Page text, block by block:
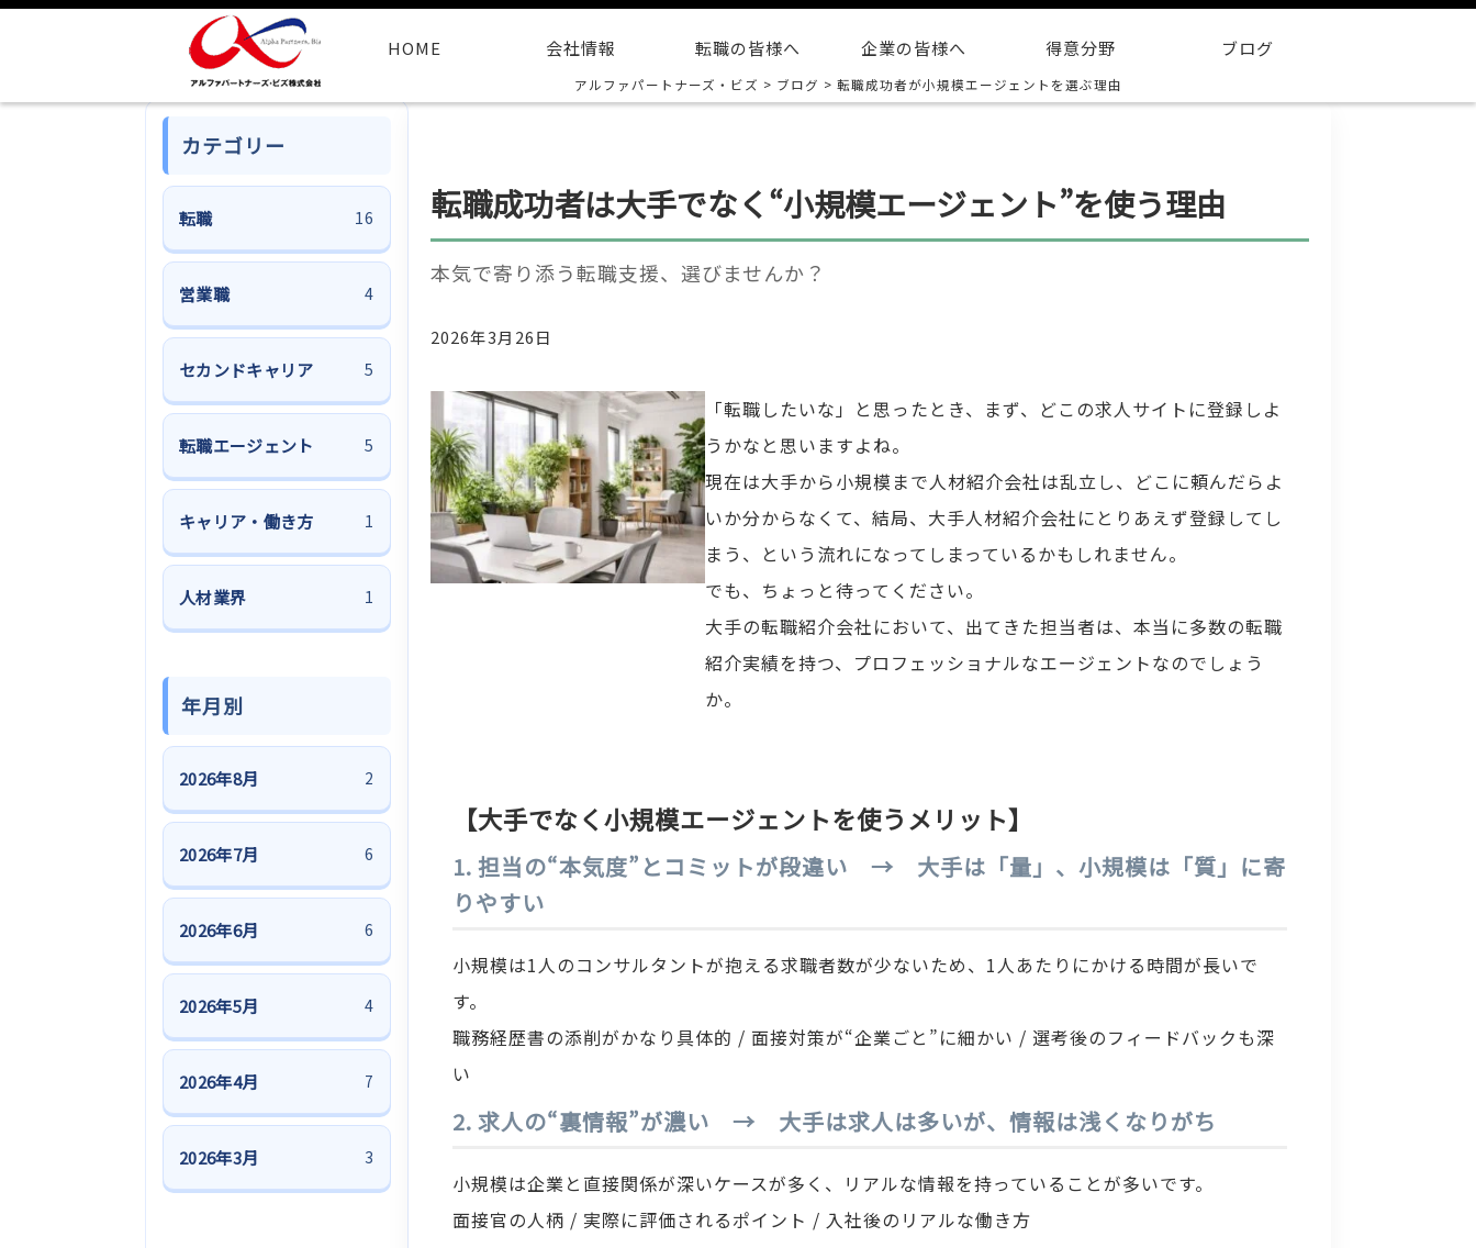
HOME 会社情報 転職の皆様へ 企業の皆様へ 得意分野 ブログ
アルファパートナーズ・ビズ > ブログ > 転職成功者が小規模エージェントを選ぶ理由
カテゴリー
転職 16
営業職 4
セカンドキャリア 5
転職エージェント 5
キャリア・働き方 1
人材業界 1
年月別
2026年8月 2
2026年7月 6
2026年6月 6
2026年5月 4
2026年4月 7
2026年3月 3
転職成功者は大手でなく“小規模エージェント”を使う理由
本気で寄り添う転職支援、選びませんか？
2026年3月26日
「転職したいな」と思ったとき、まず、どこの求人サイトに登録しよ
うかなと思いますよね。
現在は大手から小規模まで人材紹介会社は乱立し、どこに頼んだらよ
いか分からなくて、結局、大手人材紹介会社にとりあえず登録してし
まう、という流れになってしまっているかもしれません。
でも、ちょっと待ってください。
大手の転職紹介会社において、出てきた担当者は、本当に多数の転職
紹介実績を持つ、プロフェッショナルなエージェントなのでしょう
か。
【大手でなく小規模エージェントを使うメリット】
1. 担当の“本気度”とコミットが段違い → 大手は「量」、小規模は「質」に寄
りやすい
小規模は1人のコンサルタントが抱える求職者数が少ないため、1人あたりにかける時間が長いで
す。
職務経歴書の添削がかなり具体的 / 面接対策が“企業ごと”に細かい / 選考後のフィードバックも深
い
2. 求人の“裏情報”が濃い → 大手は求人は多いが、情報は浅くなりがち
小規模は企業と直接関係が深いケースが多く、リアルな情報を持っていることが多いです。
面接官の人柄 / 実際に評価されるポイント / 入社後のリアルな働き方